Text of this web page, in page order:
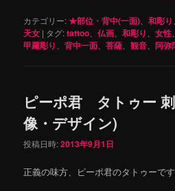
カテゴリー:★部位・背中(一面) 、和彫り
天女 | タグ:tattoo 、仏画 、和彫り 、女性
甲羅彫り 、背中一面 、菩薩 、観音 、阿弥
ピーポ君 タトゥー
像・デザイン)
投稿日時:2013年9月1日
正義の味方、ピーポ君のタトゥーです